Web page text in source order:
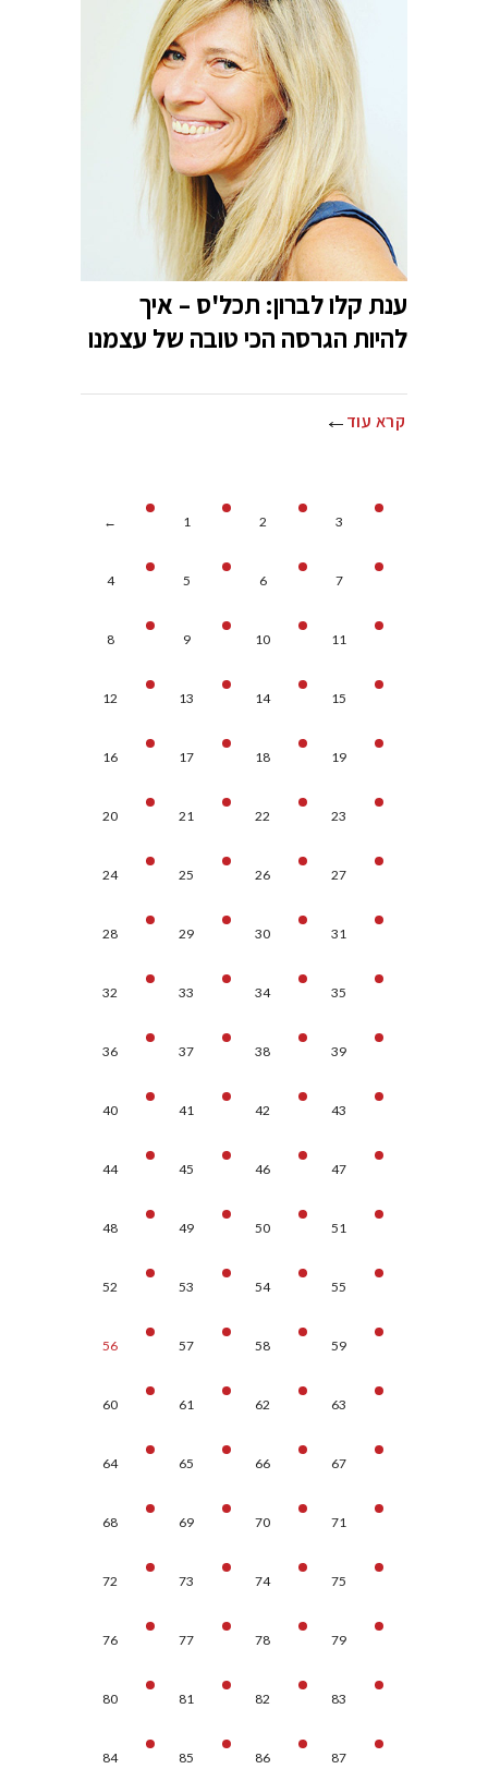
ענת קלו לברון: תכל'ס – איך
להיות הגרסה הכי טובה של עצמנו
קרא עוד
← 1 2 3
4 5 6 7
8 9 10 11
12 13 14 15
16 17 18 19
20 21 22 23
24 25 26 27
28 29 30 31
32 33 34 35
36 37 38 39
40 41 42 43
44 45 46 47
48 49 50 51
52 53 54 55
56 57 58 59
60 61 62 63
64 65 66 67
68 69 70 71
72 73 74 75
76 77 78 79
80 81 82 83
84 85 86 87